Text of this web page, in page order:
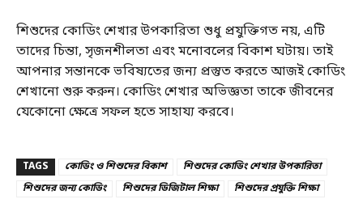
শিশুদের কোডিং শেখার উপকারিতা শুধু প্রযুক্তিগত নয়, এটি
তাদের চিন্তা, সৃজনশীলতা এবং মনোবলের বিকাশ ঘটায়। তাই
আপনার সন্তানকে ভবিষ্যতের জন্য প্রস্তুত করতে আজই কোডিং
শেখানো শুরু করুন। কোডিং শেখার অভিজ্ঞতা তাকে জীবনের
যেকোনো ক্ষেত্রে সফল হতে সাহায্য করবে।
TAGS কোডিং ও শিশুদের বিকাশ
শিশুদের কোডিং শেখার উপকারিতা
শিশুদের জন্য কোডিং
শিশুদের ডিজিটাল শিক্ষা শিশুদের প্রযুক্তি শিক্ষা